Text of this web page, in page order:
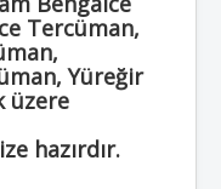
Tercüman,
Yüreğir
üzere
hazırdır.